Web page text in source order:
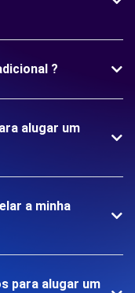
?
alugar um
a minha
para alugar um